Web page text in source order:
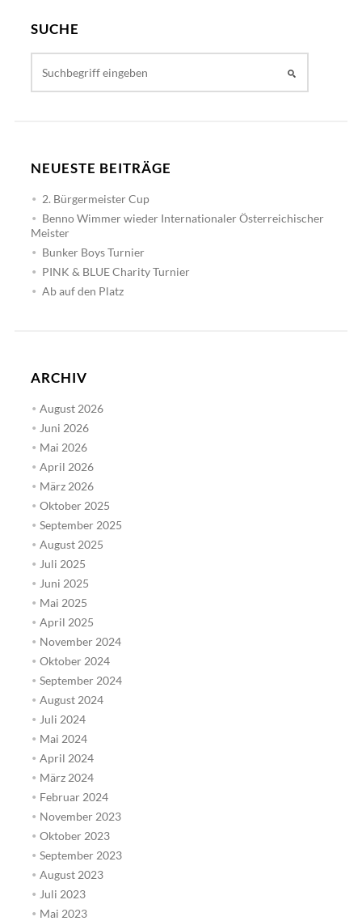
SUCHE
NEUESTE BEITRÄGE
2. Bürgermeister Cup
Benno Wimmer wieder Internationaler Österreichischer
Meister
Bunker Boys Turnier
PINK & BLUE Charity Turnier
Ab auf den Platz
ARCHIV
August 2026
Juni 2026
Mai 2026
April 2026
März 2026
Oktober 2025
September 2025
August 2025
Juli 2025
Juni 2025
Mai 2025
April 2025
November 2024
Oktober 2024
September 2024
August 2024
Juli 2024
Mai 2024
April 2024
März 2024
Februar 2024
November 2023
Oktober 2023
September 2023
August 2023
Juli 2023
Mai 2023